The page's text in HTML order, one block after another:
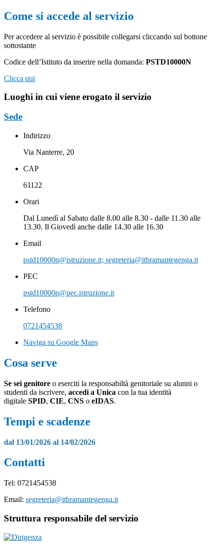
Come si accede al servizio
Per accedere al servizio è possibile collegarsi cliccando sul bottone
sottostante
Codice dell’Istituto da inserire nella domanda: PSTD10000N
Clicca qui
Luoghi in cui viene erogato il servizio
Sede
Indirizzo
Via Nanterre, 20
CAP
61122
Orari
Dal Lunedì al Sabato dalle 8.00 alle 8.30 - dalle 11.30 alle
13.30. Il Giovedì anche dalle 14.30 alle 16.30
Email
pstd10000n@istruzione.it; segreteria@itbramantegenga.it
PEC
pstd10000n@pec.istruzione.it
Telefono
0721454538
Naviga su Google Maps
Cosa serve
Se sei genitore o eserciti la responsabiltà genitoriale su alunni o
studenti da iscrivere, accedi a Unica con la tua identità
digitale SPID, CIE, CNS o eIDAS.
Tempi e scadenze
dal 13/01/2026 al 14/02/2026
Contatti
Tel: 0721454538
Email: segreteria@itbramantegenga.it
Struttura responsabile del servizio